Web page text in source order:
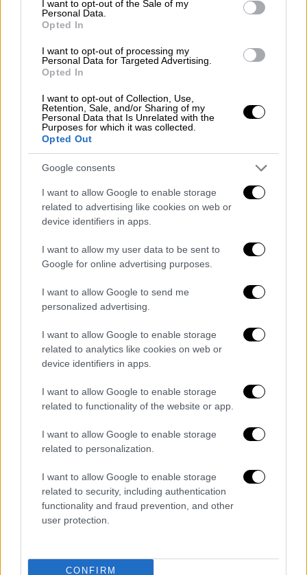
I want to opt-out of the Sale of my
Personal Data.
Opted In
I want to opt-out of processing my
Personal Data for Targeted Advertising.
Opted In
I want to opt-out of Collection, Use,
Retention, Sale, and/or Sharing of my
Personal Data that Is Unrelated with the
Purposes for which it was collected.
Opted Out
Google consents
I want to allow Google to enable storage
related to advertising like cookies on web or
device identifiers in apps.
I want to allow my user data to be sent to
Google for online advertising purposes.
I want to allow Google to send me
personalized advertising.
I want to allow Google to enable storage
related to analytics like cookies on web or
device identifiers in apps.
I want to allow Google to enable storage
related to functionality of the website or app.
I want to allow Google to enable storage
related to personalization.
I want to allow Google to enable storage
related to security, including authentication
functionality and fraud prevention, and other
user protection.
CONFIRM
Ιράνμπορεί να
πυραύλους με τον τρέχοντα ρυθμό για
«αρκετές ακόμη ημέρες»προτού μειωθεί η
ικανότητά του να
Μέση Ανατολή, ανέφεραν δυτικοί
αξιωματούχοι.
Αμερικανικάκαι ισραηλινά πλήγματα σε
ιρανικέςθέσεις εκτόξευσης και αποθήκες
έχουν ήδη προκαλέσει μείωση
στον ρυθμό των ιρανικών επιθέσεων,
σύμφωνα με τους αξιωματούχους. «Εάν οι
ότι το Ιράν διαθέτει δυνατότητες για
αρκετές ακόμη ημέρες», ανέφεραν
χαρακτηριστικά.
αξιωματούχος τόνισε ότι το Ιράν θα
μπορούσε να αποφασίσει να περιορίσει τον
ρυθμό των επιθέσεωνώστε να παρατείνει
την εκστρατεία του, η οποία στοχεύει στη
μεταφορά του τιμήματος της σύγκρουσης
γειτονικές χώρες της Μέσης Ανατολής και
συμμάχους των ΗΠΑ.
συνδυαστική χρήση πυραύλων υψηλής
τροχιάς και χαμηλά ιπτάμενων drones
θέσει σε δοκιμασία τα συστήματα
αντιαεροπορικής άμυνας σε ολόκληρη τη
γεγονός που ώθησε τη βρετανική κυβέρνηση,